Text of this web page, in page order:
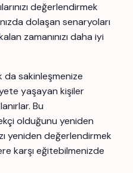
değerlendirmek
dolaşan senaryoları
zamanınızı daha iyi
da sakinleşmenize
yaşayan kişiler
Bu
olduğunu yeniden
yeniden değerlendirmek
karşı eğitebilmenizde